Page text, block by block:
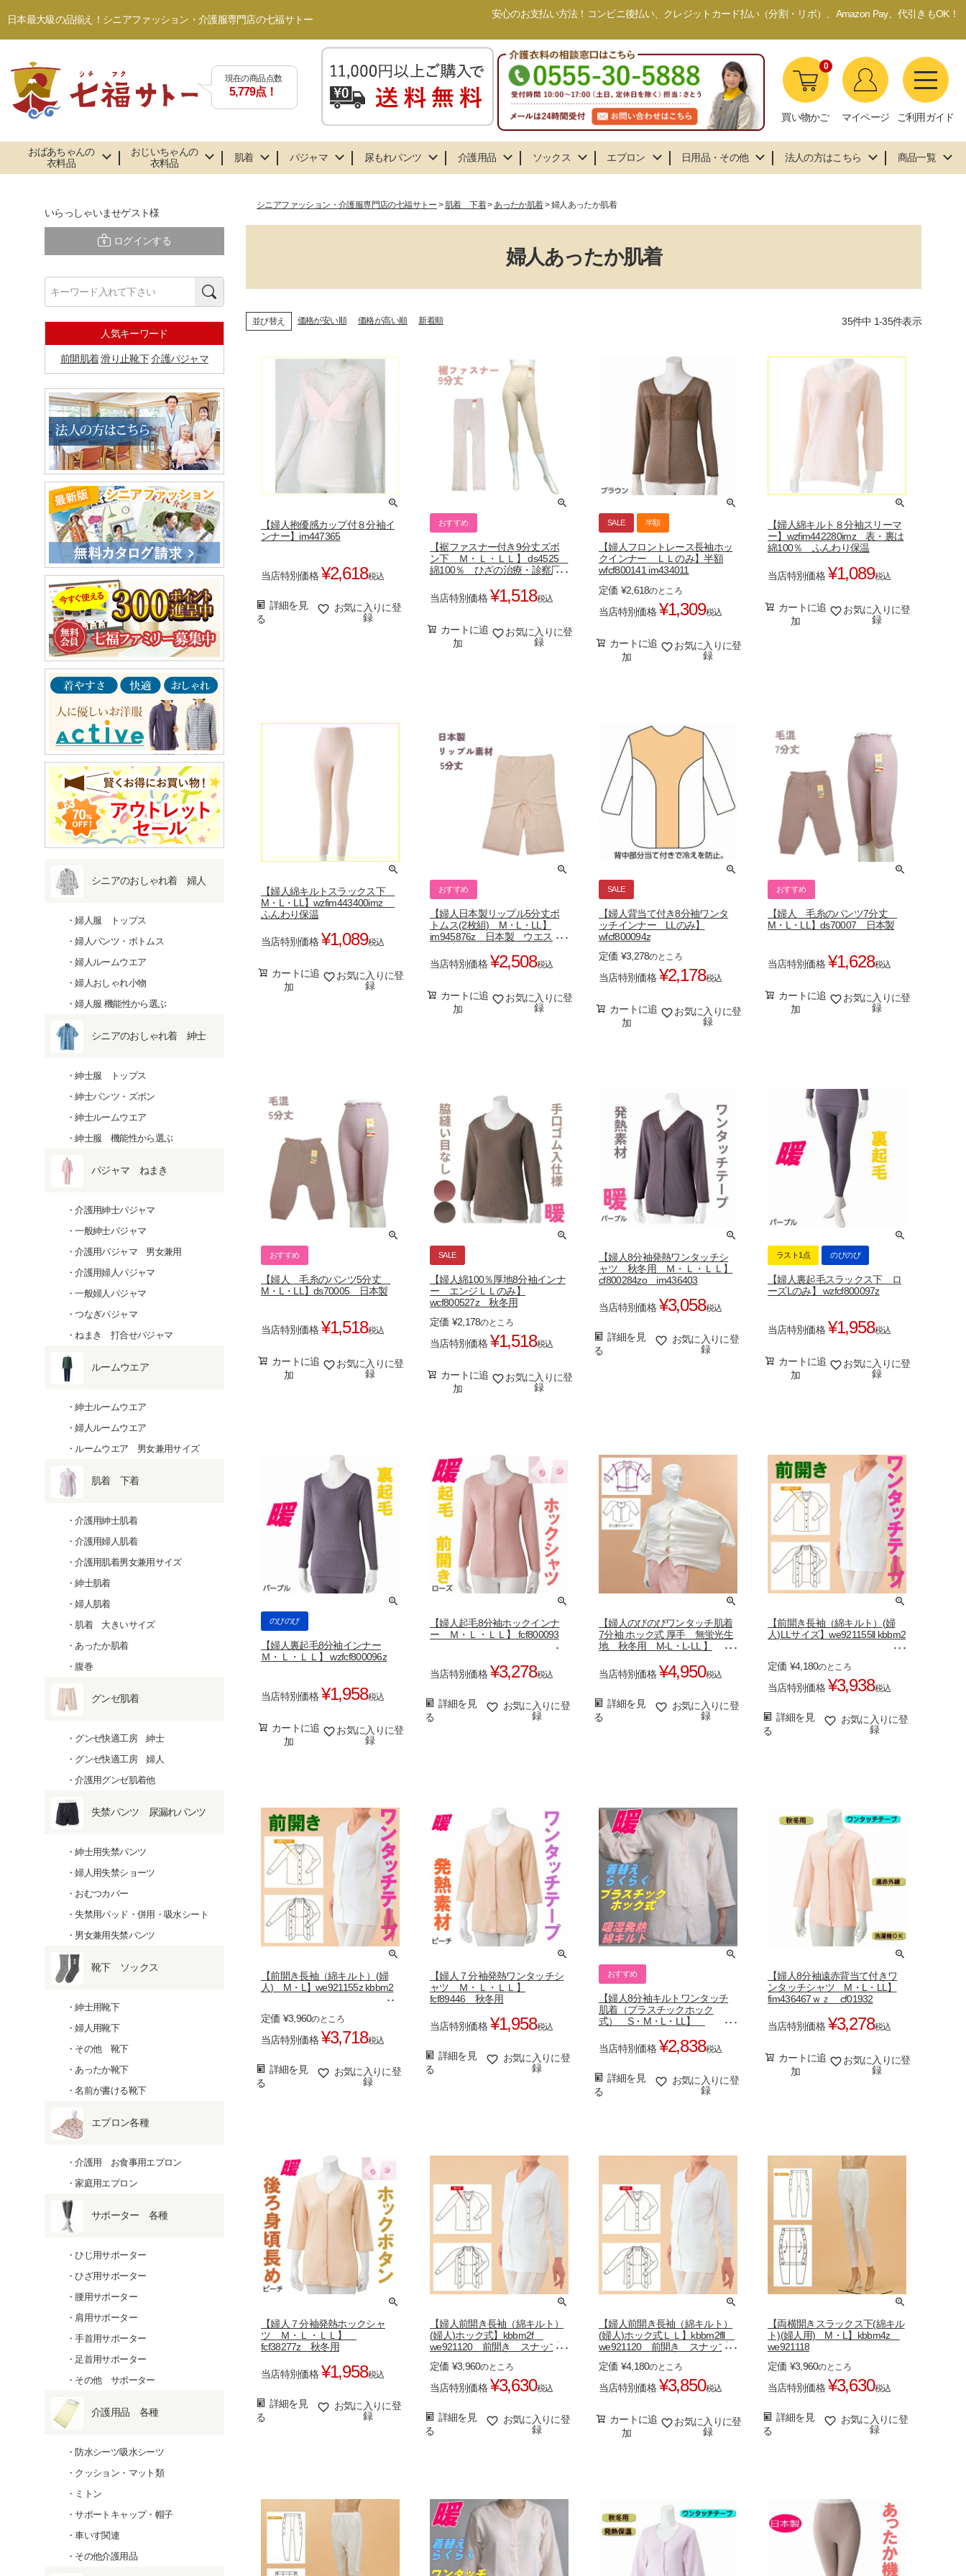
日本最大級の品揃え！シニアファッション・介護服専門店の七福サトー
安心のお支払い方法！コンビニ後払い、クレジットカード払い（分割・リボ）、Amazon Pay、代引きもOK！
現在の商品点数
5,779点！
買い物かご
0
マイページ ご利用ガイド
おばあちゃんの
衣料品
おじいちゃんの
衣料品
肌着 パジャマ 尿もれパンツ 介護用品 ソックス エプロン 日用品・その他 法人の方はこちら 商品一覧
シニアファッション・介護服専門店の七福サトー 肌着 下着 あったか肌着 婦人あったか肌着
婦人あったか肌着
並び替え 価格が安い順 価格が高い順 新着順 35件中 1-35件表示
【婦人抱優感カップ付８分袖イ
ンナー】im447365
当店特別価格 ¥2,618税込
詳細を見
る
お気に入りに登
録
おすすめ
【裾ファスナー付き9分丈ズボ
ン下 Ｍ・Ｌ・ＬＬ】 ds4525
綿100％ ひざの治療・診察用
当店特別価格 ¥1,518税込
カートに追
加
お気に入りに登
録
SALE 半額
【婦人フロントレース長袖ホッ
クインナー ＬＬのみ】半額
wfcf800141 im434011
定価 ¥2,618のところ
当店特別価格 ¥1,309税込
カートに追
加
お気に入りに登
録
【婦人綿キルト８分袖スリーマ
ー】wzfim442280imz 表・裏は
綿100％ ふんわり保温
当店特別価格 ¥1,089税込
カートに追
加
お気に入りに登
録
【婦人綿キルトスラックス下
M・L・LL】wzfim443400imz
ふんわり保温
当店特別価格 ¥1,089税込
カートに追
加
お気に入りに登
録
おすすめ
【婦人日本製リップル5分丈ボ
トムス(2枚組) M・L・LL】
im945876z 日本製 ウエスト
ゴム交換可能 ゆったり深履
き のびのび
当店特別価格 ¥2,508税込
カートに追
加
お気に入りに登
録
SALE
【婦人背当て付き8分袖ワンタ
ッチインナー LLのみ】
wfcf800094z
定価 ¥3,278のところ
当店特別価格 ¥2,178税込
カートに追
加
お気に入りに登
録
おすすめ
【婦人 毛糸のパンツ7分丈
M・L・LL】ds70007 日本製
当店特別価格 ¥1,628税込
カートに追
加
お気に入りに登
録
おすすめ
【婦人 毛糸のパンツ5分丈
M・L・LL】ds70005 日本製
当店特別価格 ¥1,518税込
カートに追
加
お気に入りに登
録
SALE
【婦人綿100％厚地8分袖インナ
ー エンジＬＬのみ】
wcf800527z 秋冬用
定価 ¥2,178のところ
当店特別価格 ¥1,518税込
カートに追
加
お気に入りに登
録
【婦人8分袖発熱ワンタッチシ
ャツ 秋冬用 Ｍ・Ｌ・ＬＬ】
cf800284zo im436403
当店特別価格 ¥3,058税込
詳細を見
る
お気に入りに登
録
ラスト1点 のびのび
【婦人裏起毛スラックス下 ロ
ーズLのみ】 wzfcf800097z
当店特別価格 ¥1,958税込
カートに追
加
お気に入りに登
録
のびのび
【婦人裏起毛8分袖インナー
Ｍ・Ｌ・ＬＬ】 wzfcf800096z
当店特別価格 ¥1,958税込
カートに追
加
お気に入りに登
録
【婦人起毛8分袖ホックインナ
ー Ｍ・Ｌ・ＬＬ】 fcf800093
当店特別価格 ¥3,278税込
詳細を見
る
お気に入りに登
録
【婦人のびのびワンタッチ肌着
7分袖 ホック式 厚手 無蛍光生
地 秋冬用 M-L・L-LL 】
当店特別価格 ¥4,950税込
詳細を見
る
お気に入りに登
録
【前開き長袖（綿キルト）(婦
人)LLサイズ】we921155ll kbbm2
定価 ¥4,180のところ
当店特別価格 ¥3,938税込
詳細を見
る
お気に入りに登
録
【前開き長袖（綿キルト）(婦
人) M・L】we921155z kbbm2
定価 ¥3,960のところ
当店特別価格 ¥3,718税込
詳細を見
る
お気に入りに登
録
【婦人７分袖発熱ワンタッチシ
ャツ Ｍ・Ｌ・ＬＬ】
fcf89446 秋冬用
当店特別価格 ¥1,958税込
詳細を見
る
お気に入りに登
録
おすすめ
【婦人8分袖キルトワンタッチ
肌着（プラスチックホック
式） S・M・L・LL】
当店特別価格 ¥2,838税込
詳細を見
る
お気に入りに登
録
【婦人8分袖遠赤背当て付きワ
ンタッチシャツ M・L・LL】
fim436467ｗｚ cf01932
当店特別価格 ¥3,278税込
カートに追
加
お気に入りに登
録
【婦人７分袖発熱ホックシャ
ツ Ｍ・Ｌ・ＬＬ】
fcf38277z 秋冬用
当店特別価格 ¥1,958税込
詳細を見
る
お気に入りに登
録
【婦人前開き長袖（綿キルト）
(婦人)ホック式】kbbm2f
we921120 前開き スナップボ
定価 ¥3,960のところ
当店特別価格 ¥3,630税込
詳細を見
る
お気に入りに登
録
【婦人前開き長袖（綿キルト）
(婦人)ホック式ＬＬ】kbbm2fll
we921120 前開き スナップボ
定価 ¥4,180のところ
当店特別価格 ¥3,850税込
カートに追
加
お気に入りに登
録
【両横開きスラックス下(綿キル
ト)(婦人用) M・L】kbbm4z
we921118
定価 ¥3,960のところ
当店特別価格 ¥3,630税込
詳細を見
る
お気に入りに登
録
いらっしゃいませゲスト様
ログインする
人気キーワード
前開肌着 滑り止靴下 介護パジャマ
シニアのおしゃれ着 婦人
婦人服 トップス
婦人パンツ・ボトムス
婦人ルームウエア
婦人おしゃれ小物
婦人服 機能性から選ぶ
シニアのおしゃれ着 紳士
紳士服 トップス
紳士パンツ・ズボン
紳士ルームウエア
紳士服 機能性から選ぶ
パジャマ ねまき
介護用紳士パジャマ
一般紳士パジャマ
介護用パジャマ 男女兼用
介護用婦人パジャマ
一般婦人パジャマ
つなぎパジャマ
ねまき 打合せパジャマ
ルームウエア
紳士ルームウエア
婦人ルームウエア
ルームウエア 男女兼用サイズ
肌着 下着
介護用紳士肌着
介護用婦人肌着
介護用肌着男女兼用サイズ
紳士肌着
婦人肌着
肌着 大きいサイズ
あったか肌着
腹巻
グンゼ肌着
グンゼ快適工房 紳士
グンゼ快適工房 婦人
介護用グンゼ肌着他
失禁パンツ 尿漏れパンツ
紳士用失禁パンツ
婦人用失禁ショーツ
おむつカバー
失禁用パッド・併用・吸水シート
男女兼用失禁パンツ
靴下 ソックス
紳士用靴下
婦人用靴下
その他 靴下
あったか靴下
名前が書ける靴下
エプロン各種
介護用 お食事用エプロン
家庭用エプロン
サポーター 各種
ひじ用サポーター
ひざ用サポーター
腰用サポーター
肩用サポーター
手首用サポーター
足首用サポーター
その他 サポーター
介護用品 各種
防水シーツ吸水シーツ
クッション・マット類
ミトン
サポートキャップ・帽子
車いす関連
その他介護用品